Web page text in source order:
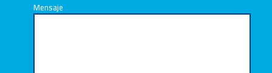
Mensaje